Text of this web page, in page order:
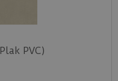
PVC)